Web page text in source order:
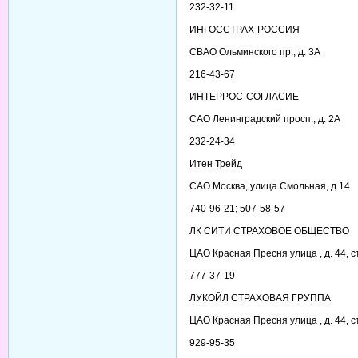
232-32-11
ИНГОССТРАХ-РОССИЯ
СВАО Ольминского пр., д. 3А
216-43-67
ИНТЕРРОС-СОГЛАСИЕ
САО Ленинградский просп., д. 2А
232-24-34
Итен Трейд
САО Москва, улица Смольная, д.14
740-96-21; 507-58-57
ЛК СИТИ СТРАХОВОЕ ОБЩЕСТВО
ЦАО Красная Пресня улица , д. 44,
777-37-19
ЛУКОЙЛ СТРАХОВАЯ ГРУППА
ЦАО Красная Пресня улица , д. 44,
929-95-35